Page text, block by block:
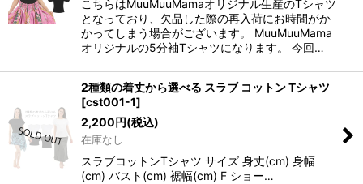
こちらはMuuMuuMamaオリジナル生産のTシャツ
となっており、欠品した際の再入荷にお時間がか
かってしまう場合がございます。 MuuMuuMama
オリジナルの5分袖Tシャツになります。 今回…
2種類の着丈から選べる スラブ コットン Tシャツ
[cst001-1]
2,200円(税込)
在庫なし
スラブコットンTシャツ サイズ 身丈(cm) 身幅
(cm) バスト(cm) 裾幅(cm) F ショー…